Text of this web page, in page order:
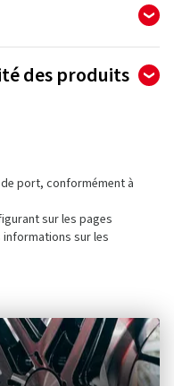
design et
sa gamme de jantes
de jantes adaptées à
aux breaks, des
des produits
(pas pour
port, conformément à
sur les pages
sur les